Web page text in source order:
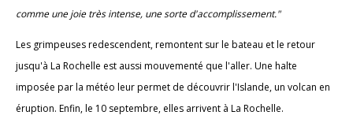
comme une joie très intense, une sorte d'accomplissement."
Les grimpeuses redescendent, remontent sur le bateau et le retour
jusqu'à La Rochelle est aussi mouvementé que l'aller. Une halte
imposée par la météo leur permet de découvrir l'Islande, un volcan en
éruption. Enfin, le 10 septembre, elles arrivent à La Rochelle.